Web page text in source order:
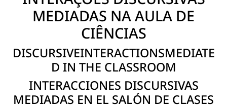
MEDIADAS NA AULA DE
CIÊNCIAS
DISCURSIVEINTERACTIONSMEDIATE
D IN THE CLASSROOM
INTERACCIONES DISCURSIVAS
MEDIADAS EN EL SALÓN DE CLASES